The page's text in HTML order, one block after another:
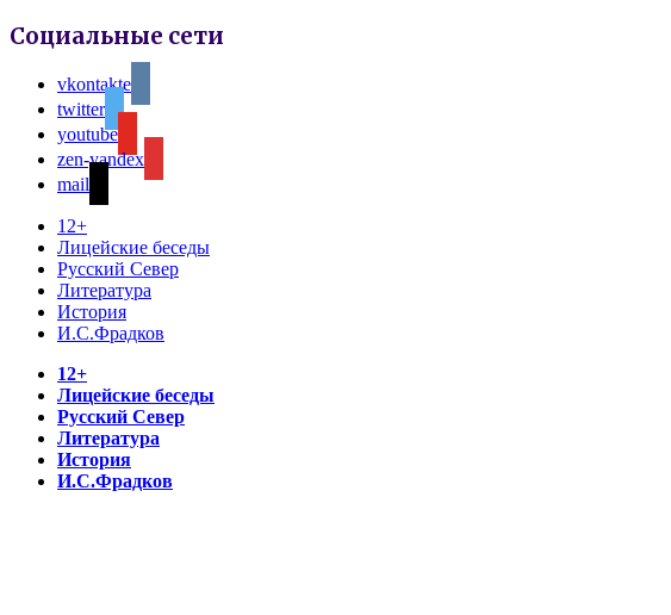
Социальные сети
vkontakte
twitter
youtube
zen-yandex
mail
12+
Лицейские беседы
Русский Север
Литература
История
И.С.Фрадков
12+
Лицейские беседы
Русский Север
Литература
История
И.С.Фрадков